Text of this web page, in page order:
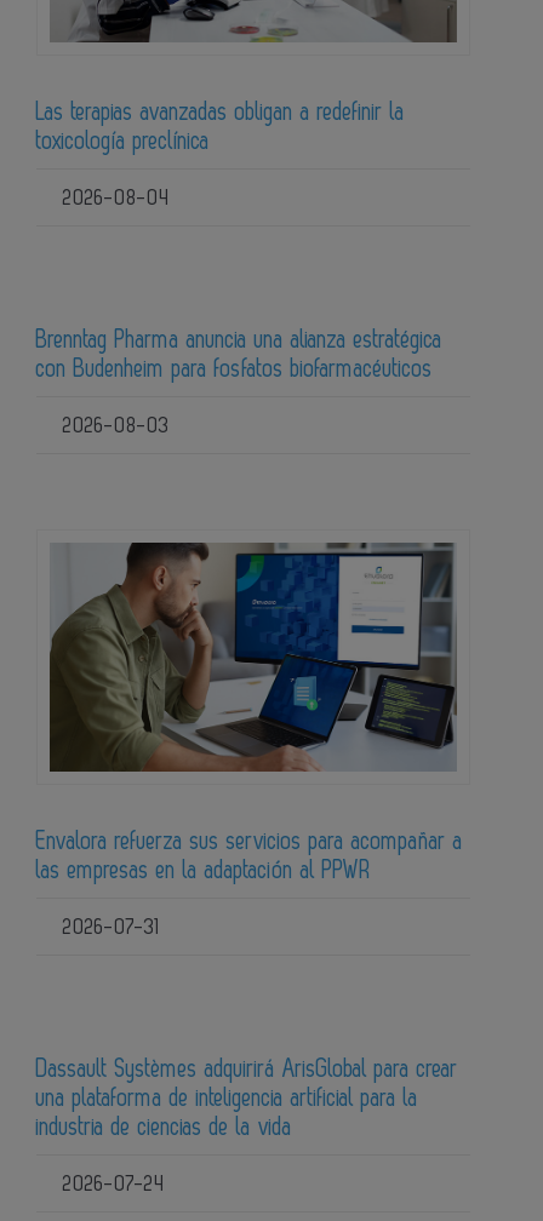
Las terapias avanzadas obligan a redefinir la
toxicología preclínica
2026-08-04
Brenntag Pharma anuncia una alianza estratégica
con Budenheim para fosfatos biofarmacéuticos
2026-08-03
Envalora refuerza sus servicios para acompañar a
las empresas en la adaptación al PPWR
2026-07-31
Dassault Systèmes adquirirá ArisGlobal para crear
una plataforma de inteligencia artificial para la
industria de ciencias de la vida
2026-07-24